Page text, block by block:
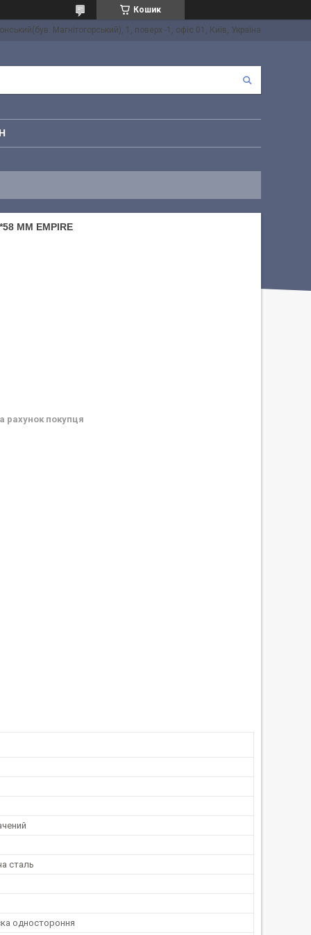
Кошик
Магнітогорський), 1, поверх -1, офіс 01, Київ, Україна
ММ EMPIRE
рахунок покупця
сталь
одностороння